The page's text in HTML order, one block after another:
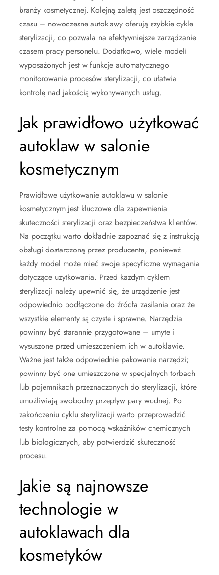
branży kosmetycznej. Kolejną zaletą jest oszczędność
czasu – nowoczesne autoklawy oferują szybkie cykle
sterylizacji, co pozwala na efektywniejsze zarządzanie
czasem pracy personelu. Dodatkowo, wiele modeli
wyposażonych jest w funkcje automatycznego
monitorowania procesów sterylizacji, co ułatwia
kontrolę nad jakością wykonywanych usług.
Jak prawidłowo użytkować
autoklaw w salonie
kosmetycznym
Prawidłowe użytkowanie autoklawu w salonie
kosmetycznym jest kluczowe dla zapewnienia
skuteczności sterylizacji oraz bezpieczeństwa klientów.
Na początku warto dokładnie zapoznać się z instrukcją
obsługi dostarczoną przez producenta, ponieważ
każdy model może mieć swoje specyficzne wymagania
dotyczące użytkowania. Przed każdym cyklem
sterylizacji należy upewnić się, że urządzenie jest
odpowiednio podłączone do źródła zasilania oraz że
wszystkie elementy są czyste i sprawne. Narzędzia
powinny być starannie przygotowane – umyte i
wysuszone przed umieszczeniem ich w autoklawie.
Ważne jest także odpowiednie pakowanie narzędzi;
powinny być one umieszczone w specjalnych torbach
lub pojemnikach przeznaczonych do sterylizacji, które
umożliwiają swobodny przepływ pary wodnej. Po
zakończeniu cyklu sterylizacji warto przeprowadzić
testy kontrolne za pomocą wskaźników chemicznych
lub biologicznych, aby potwierdzić skuteczność
procesu.
Jakie są najnowsze
technologie w
autoklawach dla
kosmetyków